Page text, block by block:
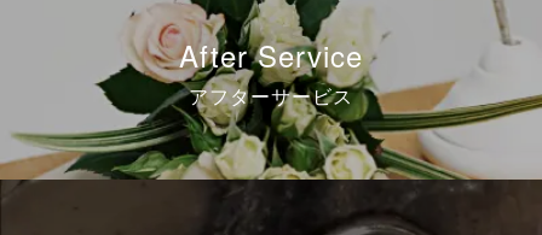
After Service
アフターサービス